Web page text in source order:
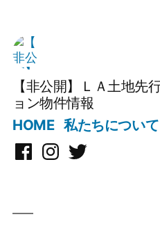
【非公開】ＬＡ土地先
ョン物件情報
HOME 私たちについて
Facebook
Instagram
X